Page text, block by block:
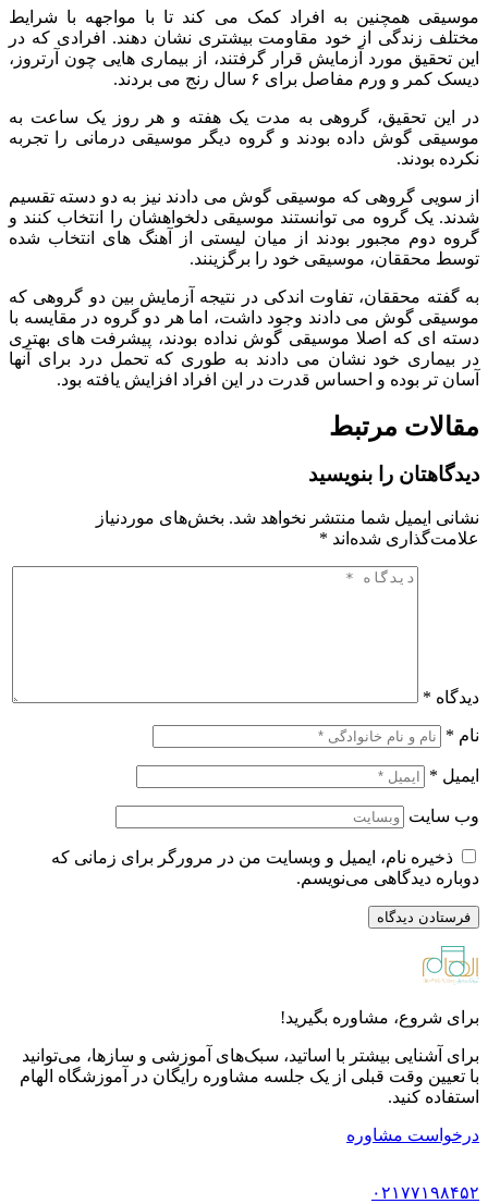
موسیقی همچنین به افراد کمک می کند تا با مواجهه با شرایط
مختلف زندگی از خود مقاومت بیشتری نشان دهند. افرادی که در
این تحقیق مورد آزمایش قرار گرفتند، از بیماری هایی چون آرتروز،
دیسک کمر و ورم مفاصل برای ۶ سال رنج می بردند.
در این تحقیق، گروهی به مدت یک هفته و هر روز یک ساعت به
موسیقی گوش داده بودند و گروه دیگر موسیقی درمانی را تجربه
نکرده بودند.
از سویی گروهی که موسیقی گوش می دادند نیز به دو دسته تقسیم
شدند. یک گروه می توانستند موسیقی دلخواهشان را انتخاب کنند و
گروه دوم مجبور بودند از میان لیستی از آهنگ های انتخاب شده
توسط محققان، موسیقی خود را برگزینند.
به گفته محققان، تفاوت اندکی در نتیجه آزمایش بین دو گروهی که
موسیقی گوش می دادند وجود داشت، اما هر دو گروه در مقایسه با
دسته ای که اصلا موسیقی گوش نداده بودند، پیشرفت های بهتری
در بیماری خود نشان می دادند به طوری که تحمل درد برای آنها
آسان تر بوده و احساس قدرت در این افراد افزایش یافته بود.
مقالات مرتبط
دیدگاهتان را بنویسید
نشانی ایمیل شما منتشر نخواهد شد. بخش‌های موردنیاز
علامت‌گذاری شده‌اند *
دیدگاه *
نام *
ایمیل *
وب‌ سایت
ذخیره نام، ایمیل و وبسایت من در مرورگر برای زمانی که
دوباره دیدگاهی می‌نویسم.
برای شروع، مشاوره بگیرید!
برای آشنایی بیشتر با اساتید، سبک‌های آموزشی و سازها، می‌توانید
با تعیین وقت قبلی از یک جلسه مشاوره رایگان در آموزشگاه الهام
استفاده کنید.
درخواست مشاوره
۰۲۱۷۷۱۹۸۴۵۲